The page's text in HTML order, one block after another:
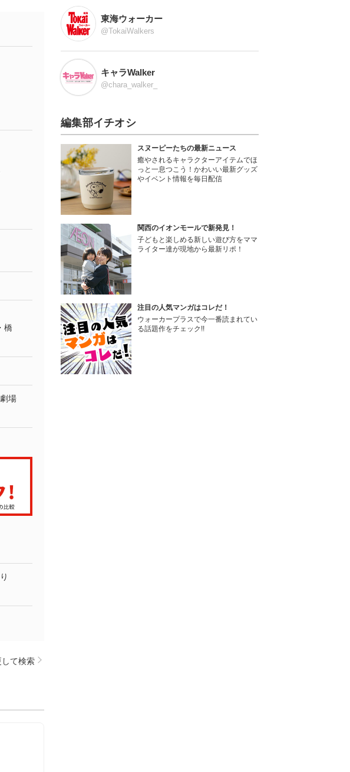
橋
劇場
て検索
東海ウォーカー
@TokaiWalkers
キャラWalker
@chara_walker_
編集部イチオシ
スヌーピーたちの最新ニュース
癒やされるキャラクターアイテムでほ
っと一息つこう！かわいい最新グッズ
やイベント情報を毎日配信
関西のイオンモールで新発見！
子どもと楽しめる新しい遊び方をママ
ライター達が現地から最新リポ！
注目の人気マンガはコレだ！
ウォーカープラスで今一番読まれてい
る話題作をチェック!!